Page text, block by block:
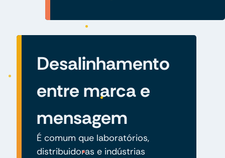
Desalinhamento
entre marca e
mensagem
É comum que laboratórios,
distribuidoras e indústrias